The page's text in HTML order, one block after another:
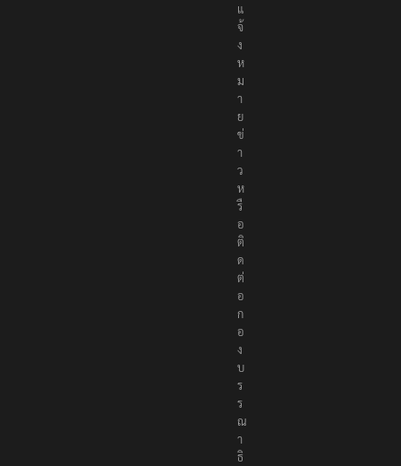
แ
จ้
ง
ห
ม
า
ย
ข่
า
ว
ห
รื
อ
ติ
ด
ต่
อ
ก
อ
ง
บ
ร
ร
ณ
า
ธิ